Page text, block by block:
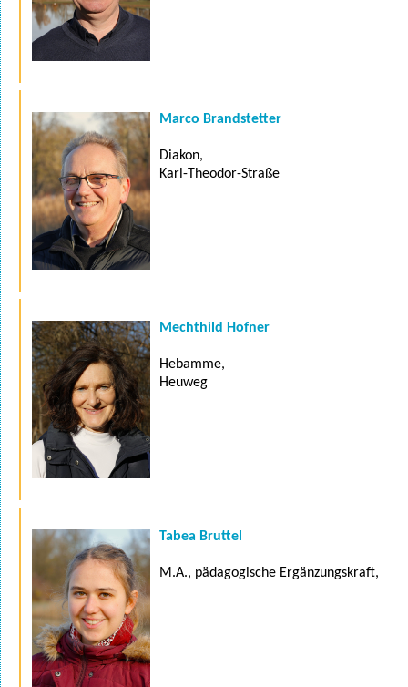
Marco Brandstetter
Diakon,
Karl-Theodor-Straße
Mechthild Hofner
Hebamme,
Heuweg
Tabea Bruttel
M.A., pädagogische Ergänzungskraft,